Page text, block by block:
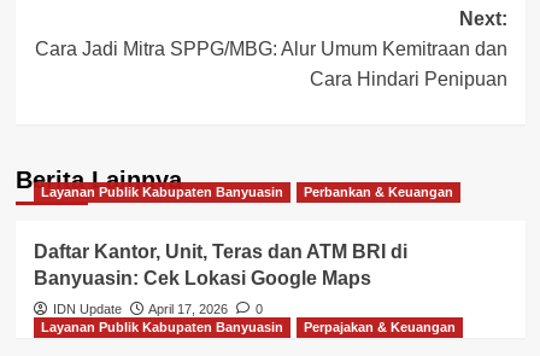
Next:
Cara Jadi Mitra SPPG/MBG: Alur Umum Kemitraan dan
Cara Hindari Penipuan
Berita Lainnya
Layanan Publik Kabupaten Banyuasin Perbankan & Keuangan
Daftar Kantor, Unit, Teras dan ATM BRI di
Banyuasin: Cek Lokasi Google Maps
IDN Update April 17, 2026
0
Layanan Publik Kabupaten Banyuasin
Perpajakan & Keuangan